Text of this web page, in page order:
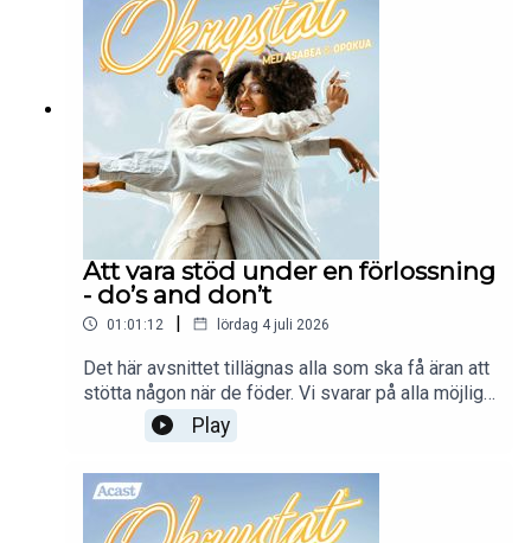
Att vara stöd under en förlossning
- do’s and don’t
01:01:12 | lördag 4 juli 2026
Det här avsnittet tillägnas alla som ska få äran att
stötta någon när de föder. Vi svarar på alla möjliga
frågor om hur man är en bra stödperson under
födandet och vad man gärna kan undvika. Enjoy!
Play